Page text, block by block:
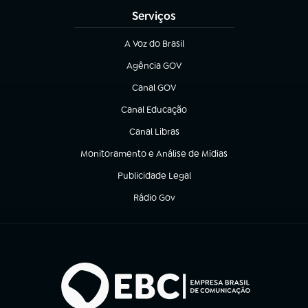
Serviços
A Voz do Brasil
(abre em nova aba)
Agência GOV
(abre em nova aba)
Canal GOV
(abre em nova aba)
Canal Educação
(abre em nova aba)
Canal Libras
(abre em nova aba)
Monitoramento e Análise de Mídias
(abre em nova aba)
Publicidade Legal
(abre em nova aba)
Rádio Gov
(abre em nova aba)